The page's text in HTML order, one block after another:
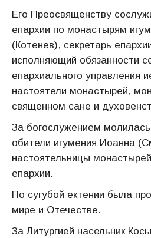
Его Преосвященству
епархии по монастырям
(Котенев), секретарь
исполняющий обязанности
епархиального управления
настоятели монастырей,
священном сане и
За богослужением
обители игумения Иоанна
настоятельницы
епархии.
По сугубой ектении была
мире и Отечестве.
За Литургией насельник